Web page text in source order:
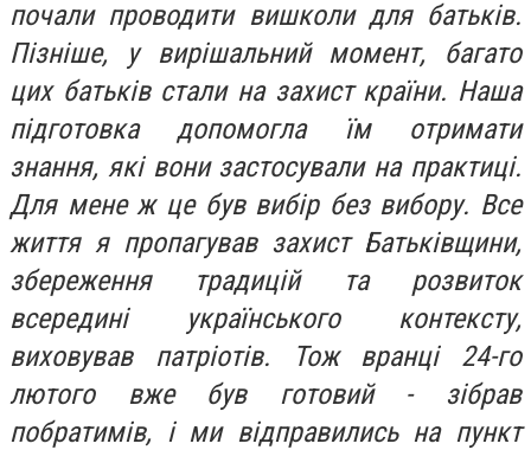
почали проводити вишколи для батьків.
Пізніше, у вирішальний момент, багато
цих батьків стали на захист країни. Наша
підготовка допомогла їм отримати
знання, які вони застосували на практиці.
Для мене ж це був вибір без вибору. Все
життя я пропагував захист Батьківщини,
збереження традицій та розвиток
всередині українського контексту,
виховував патріотів. Тож вранці 24-го
лютого вже був готовий - зібрав
побратимів, і ми відправились на пункт